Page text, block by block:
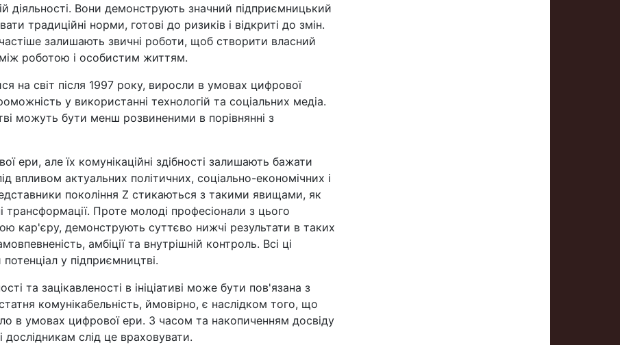
діяльності. Вони демонструють значний підприємницький
традиційні норми, готові до ризиків і відкриті до змін.
залишають звичні роботи, щоб створити власний
роботою і особистим життям.
на світ після 1997 року, виросли в умовах цифрової
у використанні технологій та соціальних медіа.
можуть бути менш розвиненими в порівнянні з
ери, але їх комунікаційні здібності залишають бажати
впливом актуальних політичних, соціально-економічних і
покоління Z стикаються з такими явищами, як
трансформації. Проте молоді професіонали з цього
кар'єру, демонструють суттєво нижчі результати в таких
амбіції та внутрішній контроль. Всі ці
у підприємництві.
та зацікавленості в ініціативі може бути пов'язана з
комунікабельність, ймовірно, є наслідком того, що
в умовах цифрової ери. З часом та накопиченням досвіду
слід це враховувати.